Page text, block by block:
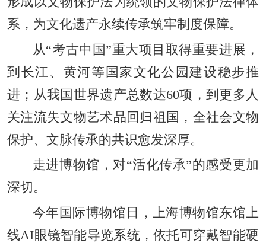
系，为文化遗产永续传承筑牢制度保障。
从“考古中国”重大项目取得重要进展，
到长江、黄河等国家文化公园建设稳步推
进；从我国世界遗产总数达60项，到更多人
关注流失文物艺术品回归祖国，全社会文物
保护、文脉传承的共识愈发深厚。
走进博物馆，对“活化传承”的感受更加
深切。
今年国际博物馆日，上海博物馆东馆上
线AI眼镜智能导览系统，依托可穿戴智能硬